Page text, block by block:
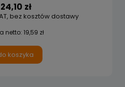
24,10 zł
bez kosztów dostawy
netto: 19,59 zł
koszyka